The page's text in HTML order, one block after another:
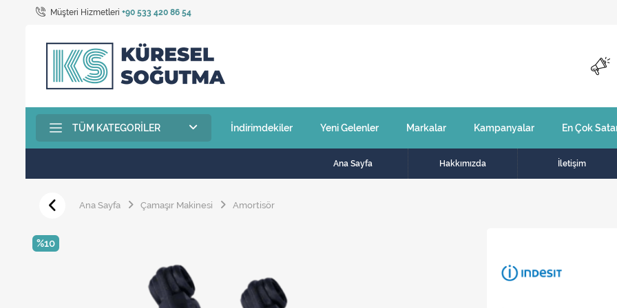
Müşteri Hizmetleri +90 533 420 86 54
TÜM KATEGORILER İndirimdekiler Yeni Gelenler Markalar Kampanyalar En Çok
Ana Sayfa Hakkımızda İletişim
Ana Sayfa Çamaşır Makinesi Amortisör
%10